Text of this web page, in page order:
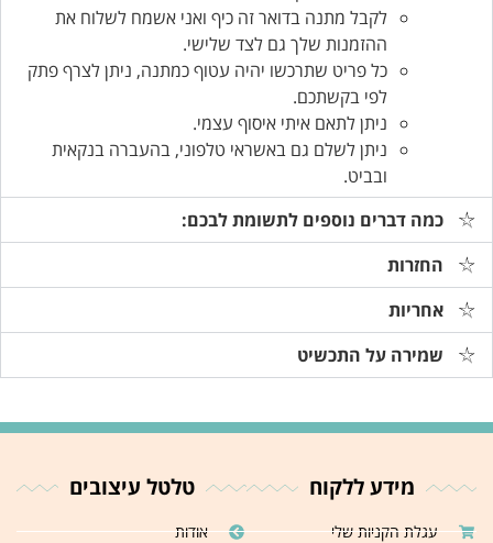
לקבל מתנה בדואר זה כיף ואני אשמח לשלוח את
ההזמנות שלך גם לצד שלישי.
כל פריט שתרכשו יהיה עטוף כמתנה, ניתן לצרף פתק
לפי בקשתכם.
ניתן לתאם איתי איסוף עצמי.
ניתן לשלם גם באשראי טלפוני, בהעברה בנקאית
ובביט.
כמה דברים נוספים לתשומת לבכם:
החזרות
אחריות
שמירה על התכשיט
מידע ללקוח
עגלת הקניות שלי
טלטל עיצובים
אודות